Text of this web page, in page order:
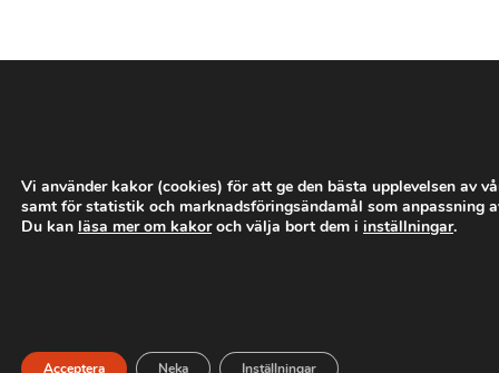
Vi använder kakor (cookies) för att ge den bästa upplevelsen av
samt för statistik och marknadsföringsändamål som anpassning
Du kan läsa mer om kakoroch välja bort dem i inställningar.
Acceptera Neka Inställningar